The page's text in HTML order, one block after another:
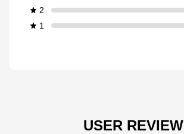
2
1
USER REVIEW